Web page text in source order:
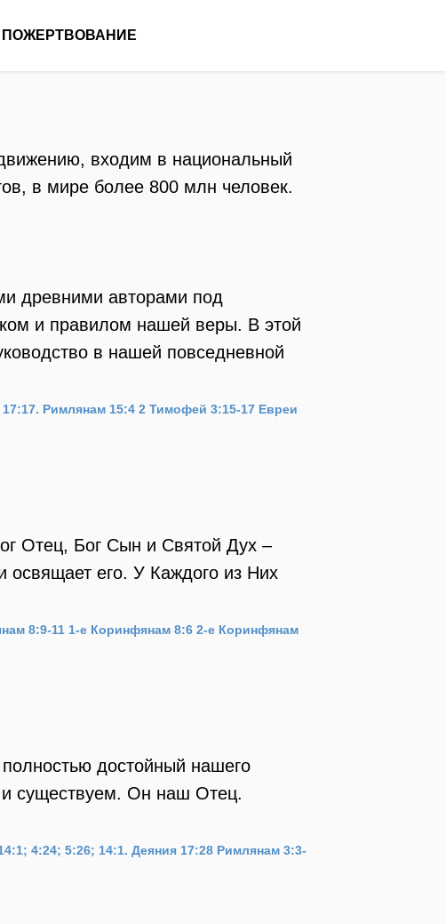
ПОЖЕРТВОВАНИЕ
входим в национальный
в мире более 800 млн человек.
древними авторами под
и правилом нашей веры. В этой
в нашей повседневной
Римлянам 15:4 2 Тимофей 3:15-17 Евреи
Отец, Бог Сын и Святой Дух –
его. У Каждого из Них
8:9-11 1-е Коринфянам 8:6 2-е Коринфянам
достойный нашего
существуем. Он наш Отец.
4:24; 5:26; 14:1. Деяния 17:28 Римлянам 3:3-